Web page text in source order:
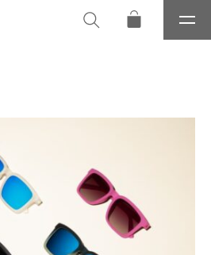
メ
ニ